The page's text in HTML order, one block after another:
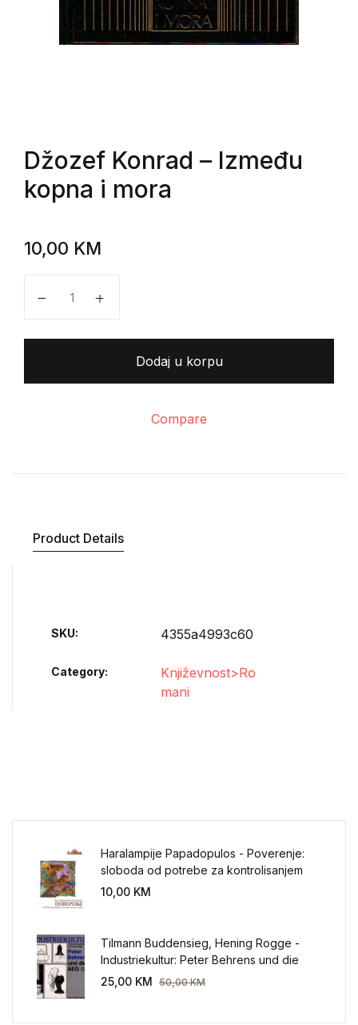
Džozef Konrad – Između
kopna i mora
10,00 KM
Dodaj u korpu
Compare
Product Details
SKU: 4355a4993c60
Category:
Književnost>Ro
mani
Haralampije Papadopulos - Poverenje:
sloboda od potrebe za kontrolisanjem
sveta
10,00 KM
Tilmann Buddensieg, Hening Rogge -
Industriekultur: Peter Behrens und die
AEG 1907-1914.
25,00 KM 50,00KM